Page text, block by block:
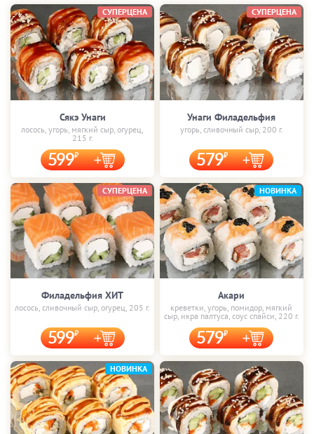
Сякэ Унаги
лосось, угорь, мягкий сыр, огурец,
215 г.
599
СУПЕРЦЕНА
Унаги Филадельфия
угорь, сливочный сыр, 200 г.
579
СУПЕРЦЕНА
Филадельфия ХИТ
лосось, сливочный сыр, огурец, 205 г.
599
СУПЕРЦЕНА
Акари
креветки, угорь, помидор, мягкий
сыр, икра палтуса, соус спайси, 220 г.
579
НОВИНКА
НОВИНКА